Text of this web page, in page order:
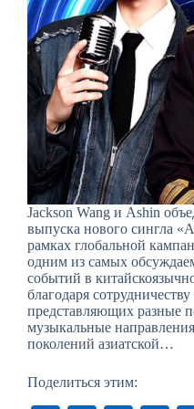
Jackson Wang и Ashin
выпуска нового сингла
рамках глобальной
одним из самых
событий в
благодаря сотрудничеству
представляющих разные
музыкальные
поколений азиатской…
Поделиться этим: